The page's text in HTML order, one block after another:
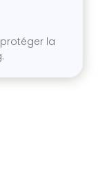
la